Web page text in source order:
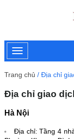
Trang chủ / Địa chỉ
Địa chỉ giao
Hà Nội
Địa chỉ: Tầng 4